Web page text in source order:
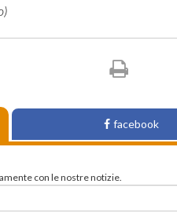
facebook
con le nostre notizie.